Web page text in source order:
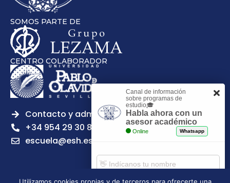
SOMOS PARTE DE
CENTRO COLABORADOR
Contacto y admisiones
+34 954 29 30 81
escuela@esh.es
Canal de información
sobre programas de
estudio🎓
Habla ahora con un
asesor académico
Online Whatsapp